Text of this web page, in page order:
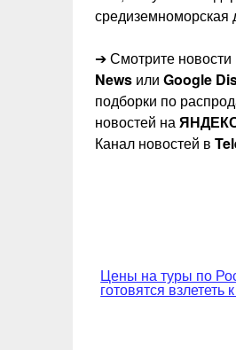
средиземноморская
➔ Смотрите
News или Google
подборки по
новостей на
Канал новостей в
Навигация
Цены на туры по
готовятся взлететь